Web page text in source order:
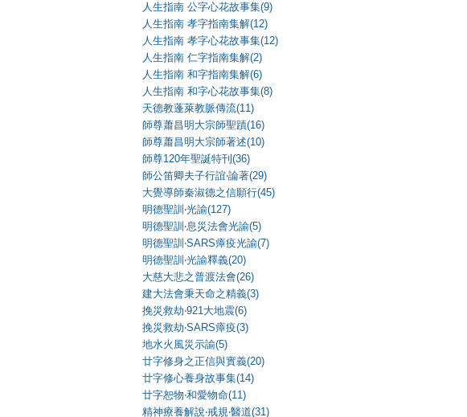
人生指南 公字心花故事集(9)
人生指南 孝字指南集解(12)
人生指南 孝字心花故事集(12)
人生指南 仁字指南集解(2)
人生指南 和字指南集解(6)
人生指南 和字心花故事集(8)
天德教蓬萊教脈傳流(11)
師尊蕭昌明大宗師聖蹟(16)
師尊蕭昌明大宗師著述(10)
師尊120年聖誕特刊(36)
師公笛卿夫子行誼‧論著(29)
大覺導師秦淑德之信願行(45)
明德聖訓‧光諭(127)
明德聖訓‧息災法會光諭(5)
明德聖訓‧SARS瘴疫光諭(7)
明德聖訓‧光諭釋義(20)
大慈大悲之普渡法會(26)
建大法會秉天命之精義(3)
挽災救劫‧921大地震(6)
挽災救劫‧SARS瘴疫(3)
地水火風災示諭(5)
廿字修身之正信與實義(20)
廿字修心養身故事集(14)
廿字恕物‧和愛物命(11)
精神療養解說‧戒規‧醫道(31)